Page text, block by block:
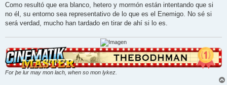
Como resultó que era blanco, hetero y mormón están intentando que si
no él, su entorno sea representativo de lo que es el Enemigo. No sé si
será verdad, mucho han tardado en tirar de ahí si lo es.
For þe lur may mon lach, when so mon lykez.